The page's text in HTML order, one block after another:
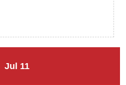
25
Jul 11
1111